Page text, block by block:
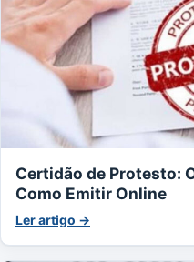
Certidão de Protesto:
Como Emitir Online
Ler artigo →